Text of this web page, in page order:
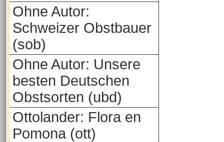
Ohne Autor:
Schweizer Obstbauer
(sob)
Ohne Autor: Unsere
besten Deutschen
Obstsorten (ubd)
Ottolander: Flora en
Pomona (ott)